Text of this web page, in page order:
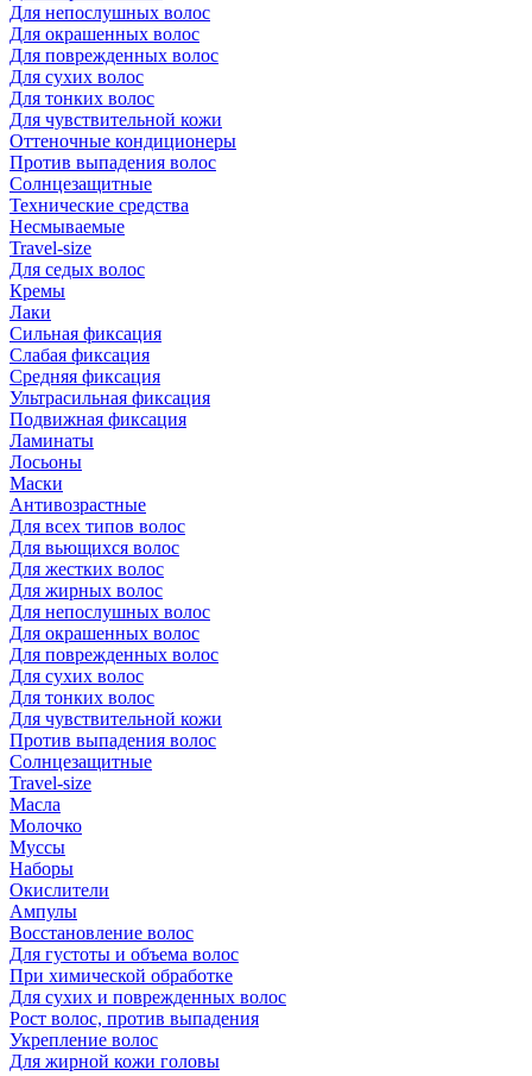
Для непослушных волос
Для окрашенных волос
Для поврежденных волос
Для сухих волос
Для тонких волос
Для чувствительной кожи
Оттеночные кондиционеры
Против выпадения волос
Солнцезащитные
Технические средства
Несмываемые
Travel-size
Для седых волос
Кремы
Лаки
Сильная фиксация
Слабая фиксация
Средняя фиксация
Ультрасильная фиксация
Подвижная фиксация
Ламинаты
Лосьоны
Маски
Антивозрастные
Для всех типов волос
Для вьющихся волос
Для жестких волос
Для жирных волос
Для непослушных волос
Для окрашенных волос
Для поврежденных волос
Для сухих волос
Для тонких волос
Для чувствительной кожи
Против выпадения волос
Солнцезащитные
Travel-size
Масла
Молочко
Муссы
Наборы
Окислители
Ампулы
Восстановление волос
Для густоты и объема волос
При химической обработке
Для сухих и поврежденных волос
Рост волос, против выпадения
Укрепление волос
Для жирной кожи головы